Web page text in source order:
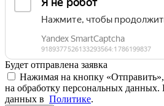
Будет отправлена заявка
Нажимая на кнопку
на обработку персональных данных.
данных в Политике.